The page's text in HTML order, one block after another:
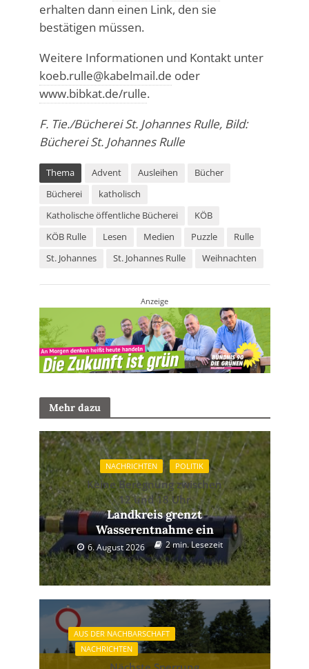
erhalten dann einen Link, den sie
bestätigen müssen.
Weitere Informationen und Kontakt unter
koeb.rulle@kabelmail.de oder
www.bibkat.de/rulle.
F. Tie./Bücherei St. Johannes Rulle, Bild:
Bücherei St. Johannes Rulle
Thema Advent Ausleihen
Bücher
Bücherei
katholisch
Katholische öffentliche Bücherei
KÖB
KÖB Rulle
Lesen Medien Puzzle
Rulle
St. Johannes
St. Johannes Rulle Weihnachten
Anzeige
Mehr dazu
NACHRICHTEN POLITIK
Keine Beregnung zwischen
12 und 18 Uhr
Landkreis grenzt
Wasserentnahme ein
6. August 2026 2 min. Lesezeit
AUS DER NACHBARSCHAFT
NACHRICHTEN